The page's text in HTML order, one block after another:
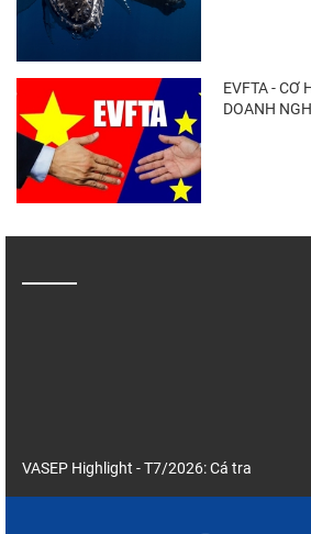
EVFTA - CƠ
DOANH
VASEP Highlight - T7/2026: Cá tra